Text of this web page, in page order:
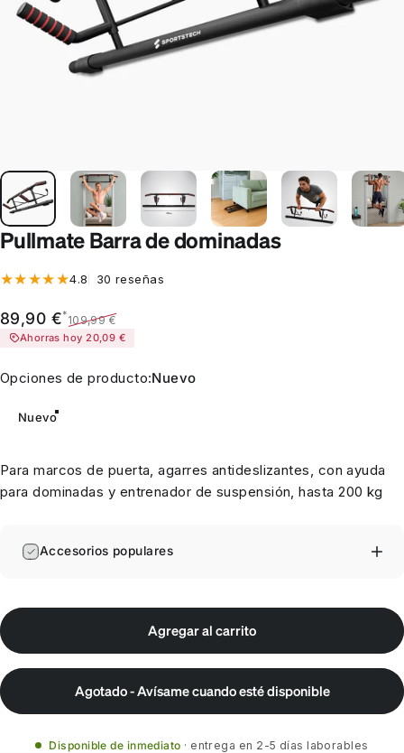
Pullmate Barra de dominadas
4.8 30 reseñas
Precio de oferta
89,90 €*
Precio habitual
109,99 €
Ahorras hoy 20,09 €
Opciones de producto
Opciones de producto:Nuevo
Nuevo
Para marcos de puerta, agarres antideslizantes, con ayuda
para dominadas y entrenador de suspensión, hasta 200 kg
Accesorios populares
Agregar al carrito
Agotado - Avísame cuando esté disponible
Disponible de inmediato entrega en 2-5 días laborables